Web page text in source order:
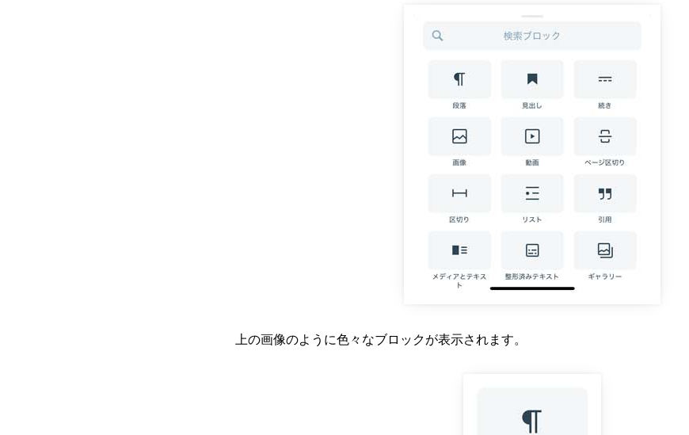
上の画像のように色々なブロックが表示されます。